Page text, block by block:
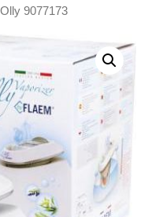
9077173